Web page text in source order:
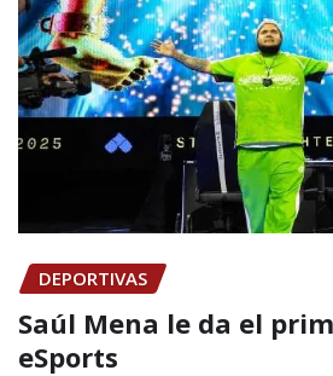
DEPORTIVAS
Saúl Mena le da el
eSports